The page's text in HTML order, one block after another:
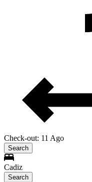
Check-out: 11 Ago
Search
Cadiz
Search